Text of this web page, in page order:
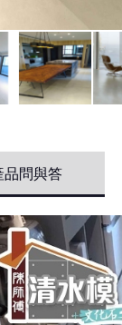
品問與答